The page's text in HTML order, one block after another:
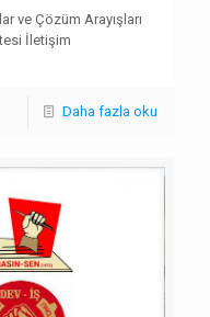
ve Çözüm Arayışları
İletişim
Daha fazla oku